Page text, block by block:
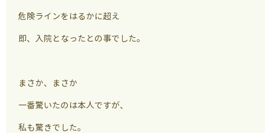
危険ラインをはるかに超え
即、入院となったとの事でした。
まさか、まさか
一番驚いたのは本人ですが、
私も驚きでした。